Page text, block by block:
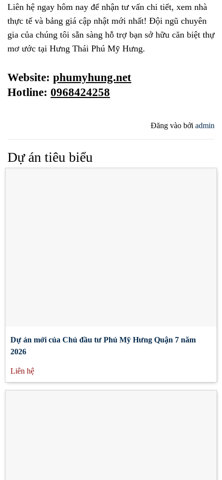
Liên hệ ngay hôm nay để nhận tư vấn chi tiết, xem nhà
thực tế và bảng giá cập nhật mới nhất! Đội ngũ chuyên
gia của chúng tôi sẵn sàng hỗ trợ bạn sở hữu căn biệt thự
mơ ước tại Hưng Thái Phú Mỹ Hưng.
Website: phumyhung.net
Hotline: 0968424258
Đăng vào bởi admin
Dự án tiêu biểu
Dự án mới của Chủ đầu tư Phú Mỹ Hưng Quận 7 năm
2026
Liên hệ